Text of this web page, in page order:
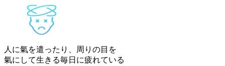
人に氣を遣ったり、周りの目を
氣にして生きる毎日に疲れている